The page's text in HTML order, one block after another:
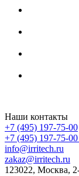
Наши контакты
+7 (495) 197-75-00
+7 (495) 197-75-00
info@irritech.ru
zakaz@irritech.ru
123022, Москва,